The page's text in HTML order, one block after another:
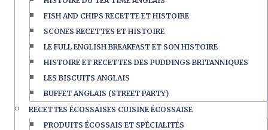
FISH AND CHIPS RECETTE ET HISTOIRE
SCONES RECETTES ET HISTOIRE
LE FULL ENGLISH BREAKFAST ET SON HISTOIRE
HISTOIRE ET RECETTES DES PUDDINGS BRITANNIQUES
LES BISCUITS ANGLAIS
BUFFET ANGLAIS (STREET PARTY)
RECETTES ÉCOSSAISES CUISINE ÉCOSSAISE
PRODUITS ÉCOSSAIS ET SPÉCIALITÉS